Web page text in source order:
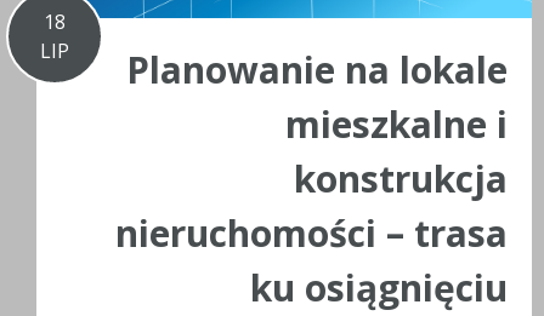
18
LIP
Planowanie na lokale
mieszkalne i
konstrukcja
nieruchomości – trasa
ku osiągnięciu